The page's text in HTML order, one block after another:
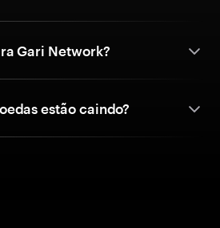
Gari Network?
estão caindo?